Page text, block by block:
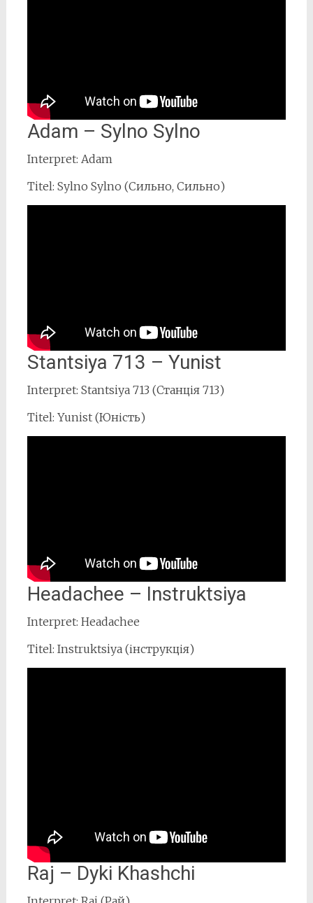
Adam – Sylno Sylno
Interpret: Adam
Titel: Sylno Sylno (Сильно, Сильно)
Stantsiya 713 – Yunist
Interpret: Stantsiya 713 (Станція 713)
Titel: Yunist (Юність)
Headachee – Instruktsiya
Interpret: Headachee
Titel: Instruktsiya (інструкція)
Raj – Dyki Khashchi